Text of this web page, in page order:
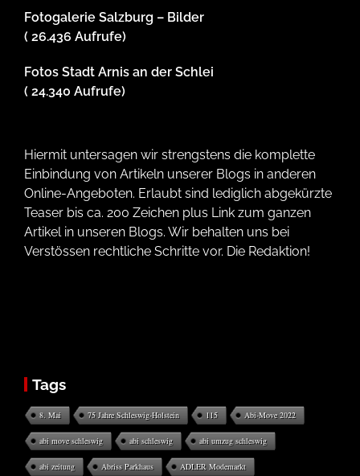
Fotogalerie Salzburg – Bilder
( 26.436 Aufrufe)
Fotos Stadt Arnis an der Schlei
( 24.340 Aufrufe)
Hiermit untersagen wir strengstens die komplette
Einbindung von Artikeln unserer Blogs in anderen
Online-Angeboten. Erlaubt sind lediglich abgekürzte
Teaser bis ca. 200 Zeichen plus Link zum ganzen
Artikel in unseren Blogs. Wir behalten uns bei
Verstössen rechtliche Schritte vor. Die Redaktion!
Tags
8. Mai 75 Jahre Schleswig-Holstein 115 Abi-Move 2022
abi move schleswig abi schleswig abi umzug schleswig
abi zeitung Abriss Parkhaus ADLER Modemarkt